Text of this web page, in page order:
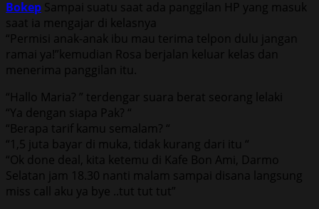
Bokep Sampai suatu saat ada panggilan HP yang masuk
saat ia mengajar di kelasnya
“Permisi anak-anak ibu mau terima telpon dulu jangan
ramai ya!”kemudian Rosa berjalan keluar kelas dan
menerima panggilan itu.
“Hallo Maria? ” terdengar suara berat seorang lelaki
“Ya dengan siapa Pak? “
“Berapa tarif kamu semalam? “
“1,5 juta bayar di muka, tidak kurang dari itu “
“Ok done deal, kita ketemu di Kafe Bon Ami, Darmo
Selatan jam 18.30 nanti malam sampai disana langsung
miss call aku ya bye ..tut tut tut”